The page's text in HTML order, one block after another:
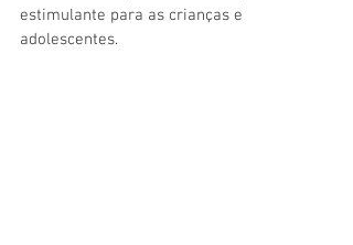
estimulante para as crianças e
adolescentes.